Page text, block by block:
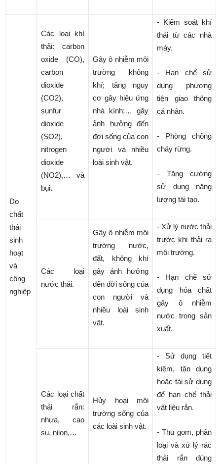
Do
chất
thải
sinh
hoạt
và
công
nghiệp
Các loại khí
thải: carbon
oxide (CO),
carbon
dioxide
(CO2),
sunfur
dioxide
(SO2),
nitrogen
dioxide
(NO2),… và
bụi.
Gây ô nhiễm môi
trường không
khí; tăng nguy
cơ gây hiệu ứng
nhà kính;… gây
ảnh hưởng đến
đời sống của con
người và nhiều
loài sinh vật.
- Kiểm soát khí
thải từ các nhà
máy.
- Hạn chế sử
dụng phương
tiện giao thông
cá nhân.
- Phòng chống
cháy rừng.
- Tăng cường
sử dụng năng
lượng tái tạo.
Các loại
nước thải.
Gây ô nhiễm môi
trường nước,
đất, không khí
gây ảnh hưởng
đến đời sống của
con người và
nhiều loài sinh
vật.
- Xử lý nước thải
trước khi thải ra
môi trường.
- Hạn chế sử
dụng hóa chất
gây ô nhiễm
nước trong sản
xuất.
Các loại chất
thải rắn:
nhựa, cao
su, nilon,…
Hủy hoại môi
trường sống của
các loài sinh vật.
- Sử dụng tiết
kiệm, tận dụng
hoặc tái sử dụng
để hạn chế thải
vật liệu rắn.
- Thu gom, phân
loại và xử lý rác
thải rắn đúng